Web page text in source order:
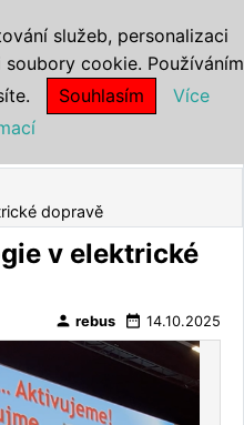
dopravě
v elektrické
person rebus date_range 14.10.2025
služeb, personalizaci
cookie. Používáním
Souhlasím
Více